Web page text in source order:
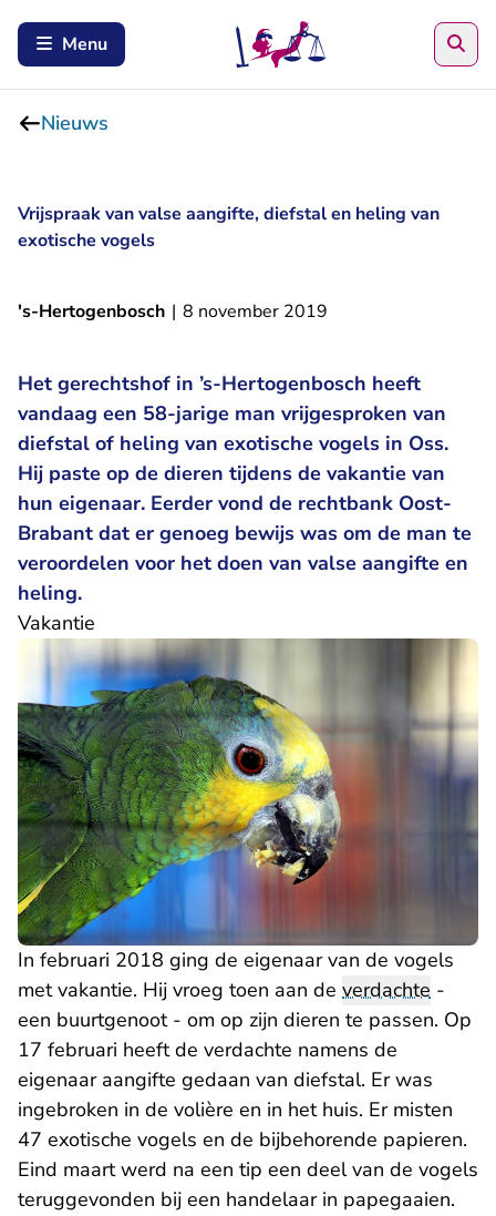
Menu
Nieuws
Vrijspraak van valse aangifte, diefstal en heling van
exotische vogels
's-Hertogenbosch | 8 november 2019
Het gerechtshof in ’s-Hertogenbosch heeft
vandaag een 58-jarige man vrijgesproken van
diefstal of heling van exotische vogels in Oss.
Hij paste op de dieren tijdens de vakantie van
hun eigenaar. Eerder vond de rechtbank Oost-
Brabant dat er genoeg bewijs was om de man te
veroordelen voor het doen van valse aangifte en
heling.
Vakantie
In februari 2018 ging de eigenaar van de vogels
met vakantie. Hij vroeg toen aan de verdachte -
een buurtgenoot - om op zijn dieren te passen. Op
17 februari heeft de verdachte namens de
eigenaar aangifte gedaan van diefstal. Er was
ingebroken in de volière en in het huis. Er misten
47 exotische vogels en de bijbehorende papieren.
Eind maart werd na een tip een deel van de vogels
teruggevonden bij een handelaar in papegaaien.